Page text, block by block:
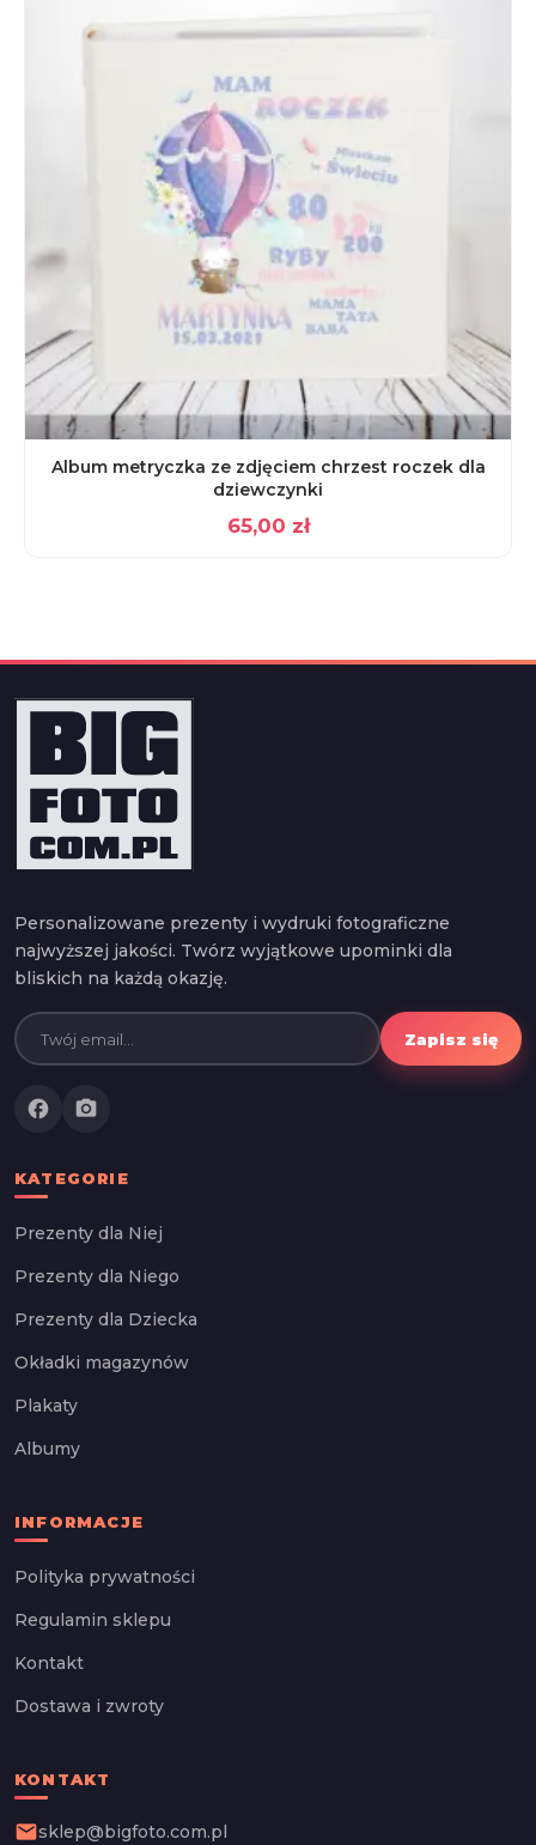
Album metryczka ze zdjęciem chrzest roczek dla
dziewczynki
65,00 zł
Personalizowane prezenty i wydruki fotograficzne
najwyższej jakości. Twórz wyjątkowe upominki dla
bliskich na każdą okazję.
Zapisz się
facebook photo_camera
KATEGORIE
Prezenty dla Niej
Prezenty dla Niego
Prezenty dla Dziecka
Okładki magazynów
Plakaty
Albumy
INFORMACJE
Polityka prywatności
Regulamin sklepu
Kontakt
Dostawa i zwroty
KONTAKT
emailsklep@bigfoto.com.pl